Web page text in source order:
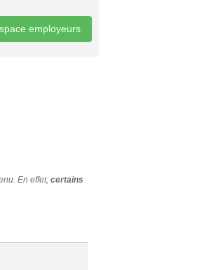
employeurs
En effet, certains